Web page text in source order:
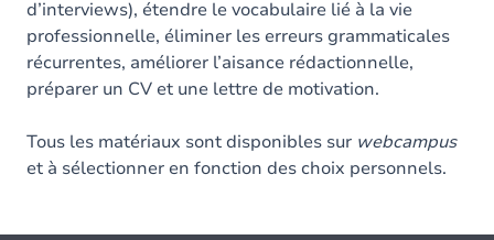
d’interviews), étendre le vocabulaire lié à la vie
professionnelle, éliminer les erreurs grammaticales
récurrentes, améliorer l’aisance rédactionnelle,
préparer un CV et une lettre de motivation.
Tous les matériaux sont disponibles sur webcampus
et à sélectionner en fonction des choix personnels.